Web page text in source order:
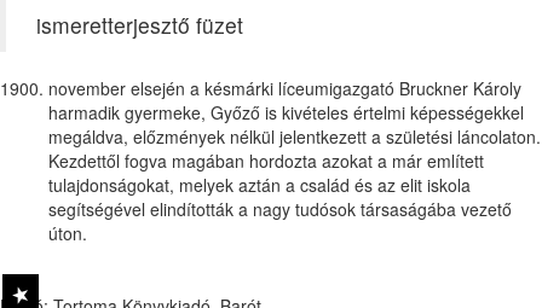
ismeretterjesztő füzet
november elsején a késmárki líceumigazgató Bruckner Károly
harmadik gyermeke, Győző is kivételes értelmi képességekkel
megáldva, előzmények nélkül jelentkezett a születési láncolaton.
Kezdettől fogva magában hordozta azokat a már említett
tulajdonságokat, melyek aztán a család és az elit iskola
segítségével elindították a nagy tudósok társaságába vezető
úton.